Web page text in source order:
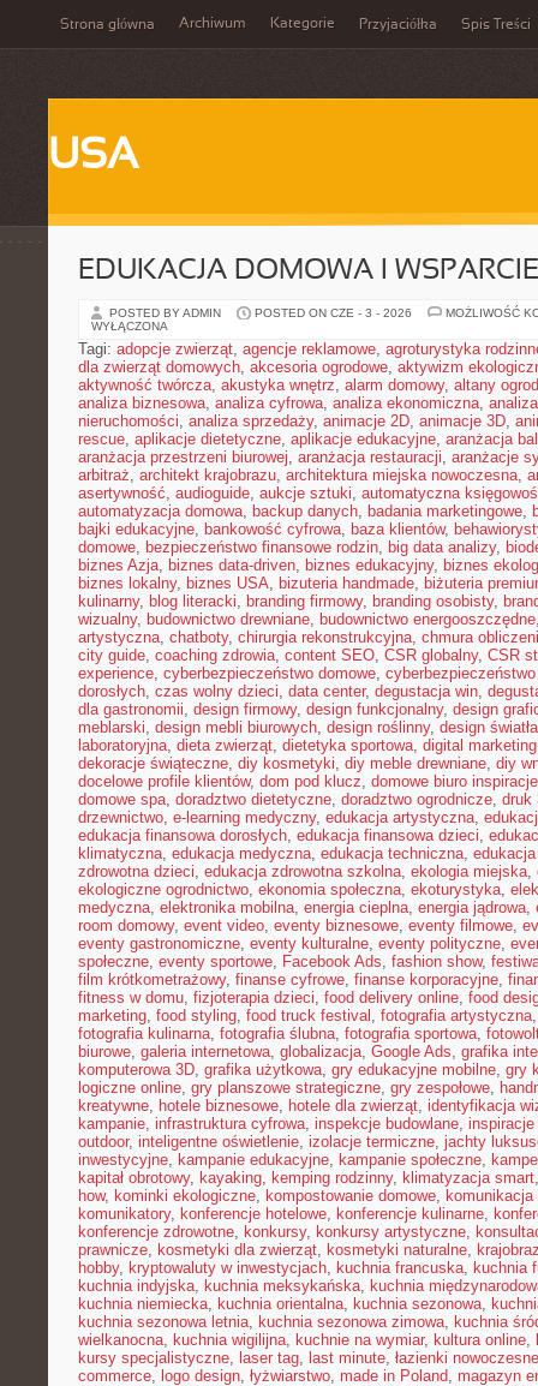
Strona główna Archiwum Kategorie Przyjaciółka Spis Treści
USA
EDUKACJA DOMOWA I
POSTED BY ADMIN POSTED ON CZE - 3 - 2026
MOŻLIWOŚĆ
WYŁĄCZONA
Tagi: adopcje zwierząt, agencje reklamowe, agroturystyka
dla zwierząt domowych, akcesoria ogrodowe, aktywizm
aktywność twórcza, akustyka wnętrz, alarm domowy, altany
analiza biznesowa, analiza cyfrowa, analiza ekonomiczna,
nieruchomości, analiza sprzedaży, animacje 2D, animacje 3D,
rescue, aplikacje dietetyczne, aplikacje edukacyjne, aranżacja
aranżacja przestrzeni biurowej, aranżacja restauracji, aranżacje
arbitraż, architekt krajobrazu, architektura miejska nowoczesna,
asertywność, audioguide, aukcje sztuki, automatyczna
automatyzacja domowa, backup danych, badania marketingowe,
bajki edukacyjne, bankowość cyfrowa, baza klientów,
domowe, bezpieczeństwo finansowe rodzin, big data analizy,
biznes Azja, biznes data-driven, biznes edukacyjny, biznes
biznes lokalny, biznes USA, bizuteria handmade, biżuteria
kulinarny, blog literacki, branding firmowy, branding osobisty,
wizualny, budownictwo drewniane, budownictwo energooszczędne
artystyczna, chatboty, chirurgia rekonstrukcyjna, chmura
city guide, coaching zdrowia, content SEO, CSR globalny, CSR
experience, cyberbezpieczeństwo domowe,
dorosłych, czas wolny dzieci, data center, degustacja win,
dla gastronomii, design firmowy, design funkcjonalny, design
meblarski, design mebli biurowych, design roślinny, design światła
laboratoryjna, dieta zwierząt, dietetyka sportowa, digital marketing
dekoracje świąteczne, diy kosmetyki, diy meble drewniane, diy
docelowe profile klientów, dom pod klucz, domowe biuro inspiracje
domowe spa, doradztwo dietetyczne, doradztwo ogrodnicze, druk
drzewnictwo, e-learning medyczny, edukacja artystyczna,
edukacja finansowa dorosłych, edukacja finansowa dzieci,
klimatyczna, edukacja medyczna, edukacja techniczna,
zdrowotna dzieci, edukacja zdrowotna szkolna, ekologia miejska,
ekologiczne ogrodnictwo, ekonomia społeczna, ekoturystyka,
medyczna, elektronika mobilna, energia cieplna, energia jądrowa,
room domowy, event video, eventy biznesowe, eventy filmowe,
eventy gastronomiczne, eventy kulturalne, eventy polityczne,
społeczne, eventy sportowe, Facebook Ads, fashion show,
film krótkometrażowy, finanse cyfrowe, finanse korporacyjne,
fitness w domu, fizjoterapia dzieci, food delivery online, food
marketing, food styling, food truck festival , fotografia artystyczna
fotografia kulinarna, fotografia ślubna, fotografia sportowa,
biurowe, galeria internetowa, globalizacja, Google Ads, grafika
komputerowa 3D, grafika użytkowa, gry edukacyjne mobilne, gry
logiczne online, gry planszowe strategiczne, gry zespołowe,
kreatywne, hotele biznesowe, hotele dla zwierząt, identyfikacja
kampanie, infrastruktura cyfrowa, inspekcje budowlane,
outdoor, inteligentne oświetlenie, izolacje termiczne, jachty
inwestycyjne, kampanie edukacyjne, kampanie społeczne,
kapitał obrotowy, kayaking, kemping rodzinny, klimatyzacja smart
how, kominki ekologiczne, kompostowanie domowe, komunikacja
komunikatory, konferencje hotelowe, konferencje kulinarne,
konferencje zdrowotne, konkursy, konkursy artystyczne,
prawnicze, kosmetyki dla zwierząt, kosmetyki naturalne,
hobby, kryptowaluty w inwestycjach, kuchnia francuska, kuchnia
kuchnia indyjska, kuchnia meksykańska, kuchnia
kuchnia niemiecka, kuchnia orientalna, kuchnia sezonowa,
kuchnia sezonowa letnia, kuchnia sezonowa zimowa, kuchnia
wielkanocna, kuchnia wigilijna, kuchnie na wymiar, kultura online,
kursy specjalistyczne, laser tag, last minute, łazienki nowoczesne
commerce, logo design, łyżwiarstwo, made in Poland, magazyn